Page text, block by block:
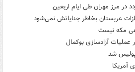
عربستان بخاطر جنایاتش نمی‌شود
مکه نیست
آزادسازی بوکمال
شد
آمریکا